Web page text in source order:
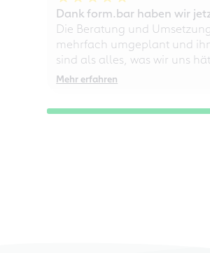
Dank form.bar haben wir
Die Beratung und
mehrfach umgeplant und
sind als alles, was wir uns
Mehr erfahren